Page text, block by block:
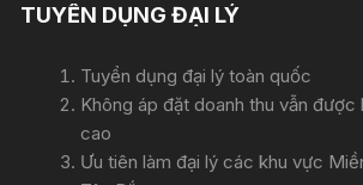
TUYỂN DỤNG ĐẠI LÝ
Tuyển dụng đại lý toàn quốc
Không áp đặt doanh thu vẫn được
cao
Ưu tiên làm đại lý các khu vực